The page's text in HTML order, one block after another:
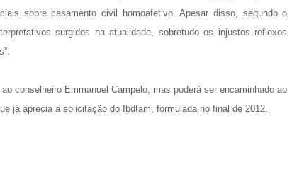
sobre casamento civil homoafetivo. Apesar disso, segundo o
surgidos na atualidade, sobretudo os injustos reflexos
conselheiro Emmanuel Campelo, mas poderá ser encaminhado ao
já aprecia a solicitação do Ibdfam, formulada no final de 2012.